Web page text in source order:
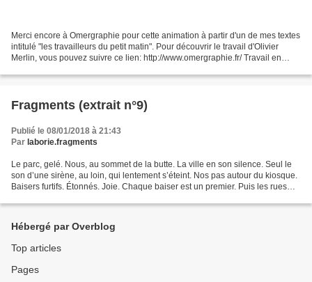
Merci encore à Omergraphie pour cette animation à partir d'un de mes textes
intitulé "les travailleurs du petit matin". Pour découvrir le travail d'Olivier
Merlin, vous pouvez suivre ce lien: http://www.omergraphie.fr/ Travail en
Fragments (extrait n°9)
Publié le 08/01/2018 à 21:43
Par laborie.fragments
Le parc, gelé. Nous, au sommet de la butte. La ville en son silence. Seul le
son d’une sirène, au loin, qui lentement s’éteint. Nos pas autour du kiosque.
Baisers furtifs. Étonnés. Joie. Chaque baiser est un premier. Puis les rues
Hébergé par Overblog
Top articles
Pages